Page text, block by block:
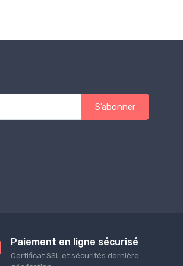
S’abonner
Paiement en ligne sécurisé
Certificat SSL et sécurités dernière